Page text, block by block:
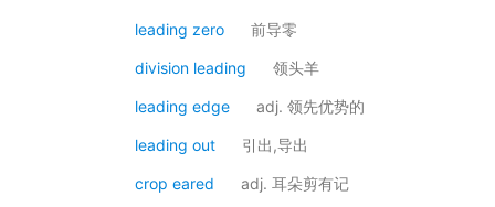
leading zero 前导零
division leading 领头羊
leading edge adj. 领先优势的
leading out 引出,导出
crop eared adj. 耳朵剪有记